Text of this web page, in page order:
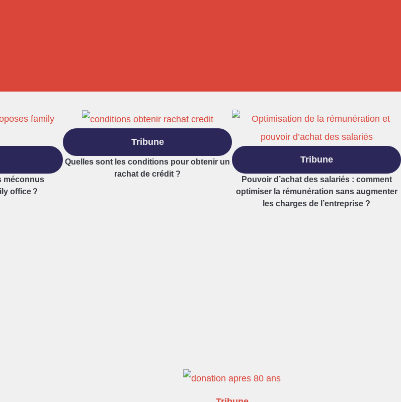
méconnus
office ?
Tribune
Quelles sont les conditions pour obtenir un
rachat de crédit ?
Tribune
Pouvoir d’achat des salariés : comment
optimiser la rémunération sans augmenter
les charges de l’entreprise ?